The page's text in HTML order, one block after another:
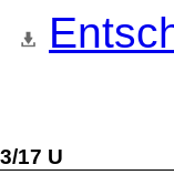
17 U